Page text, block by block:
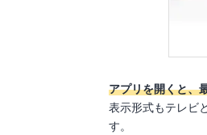
アプリを開くと、
表示形式もテレビ
す。